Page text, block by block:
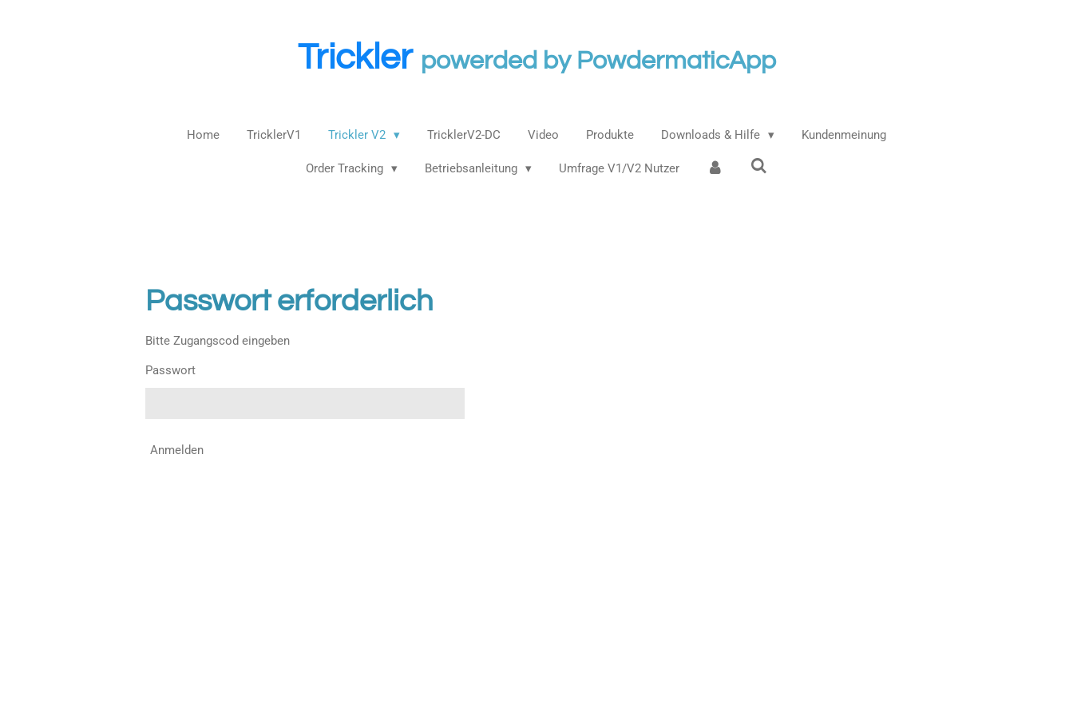
Trickler powerded by PowdermaticApp
Home TricklerV1 Trickler V2 TricklerV2-DC Video Produkte Downloads & Hilfe Kundenmeinung
Order Tracking Betriebsanleitung Umfrage V1/V2 Nutzer
Passwort erforderlich
Bitte Zugangscod eingeben
Passwort
Anmelden